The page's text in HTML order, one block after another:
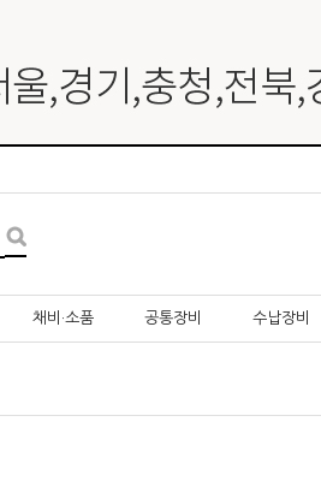
채비·소품 공통장비 수납장비